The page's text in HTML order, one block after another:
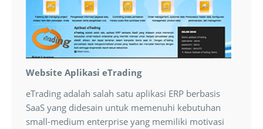
Website Aplikasi eTrading
eTrading adalah salah satu aplikasi ERP berbasis
SaaS yang didesain untuk memenuhi kebutuhan
small-medium enterprise yang memiliki motivasi